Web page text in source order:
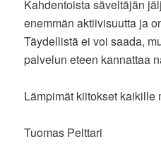
Kahdentoista säveltäjän
enemmän aktiivisuutta ja
Täydellistä ei voi saada,
palvelun eteen kannattaa
Lämpimät kiitokset kaikille
Tuomas Pelttari